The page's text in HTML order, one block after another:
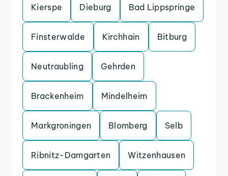
Kierspe Dieburg Bad Lippspringe
Finsterwalde Kirchhain Bitburg
Neutraubling Gehrden
Brackenheim Mindelheim
Markgroningen Blomberg Selb
Ribnitz-Damgarten Witzenhausen